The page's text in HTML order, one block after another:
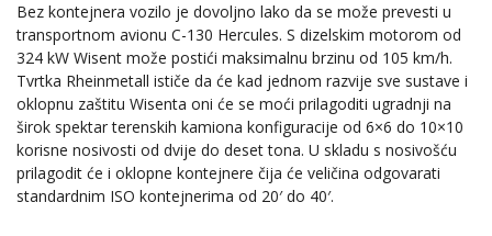
Bez kontejnera vozilo je dovoljno lako da se može prevesti u
transportnom avionu C-130 Hercules. S dizelskim motorom od
324 kW Wisent može postići maksimalnu brzinu od 105 km/h.
Tvrtka Rheinmetall ističe da će kad jednom razvije sve sustave i
oklopnu zaštitu Wisenta oni će se moći prilagoditi ugradnji na
širok spektar terenskih kamiona konfiguracije od 6×6 do 10×10
korisne nosivosti od dvije do deset tona. U skladu s nosivošću
prilagodit će i oklopne kontejnere čija će veličina odgovarati
standardnim ISO kontejnerima od 20′ do 40′.